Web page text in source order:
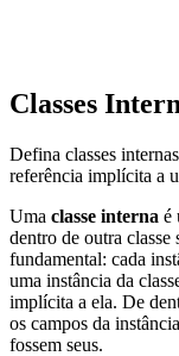
Classes
Defina classes
referência implícita a
Uma classe interna é
dentro de outra
fundamental: cada
uma instância da
implícita a ela. De
os campos da
fossem seus.